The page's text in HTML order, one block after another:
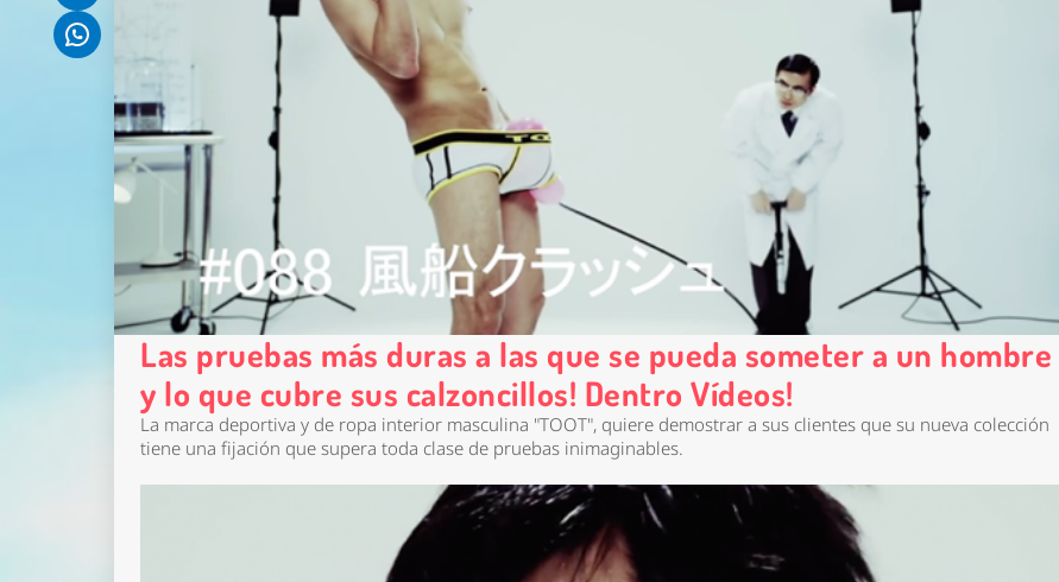
Las pruebas más duras a las que se pueda someter a un hombre
y lo que cubre sus calzoncillos! Dentro Vídeos!
La marca deportiva y de ropa interior masculina "TOOT", quiere demostrar a sus clientes que su nueva colección
tiene una fijación que supera toda clase de pruebas inimaginables.